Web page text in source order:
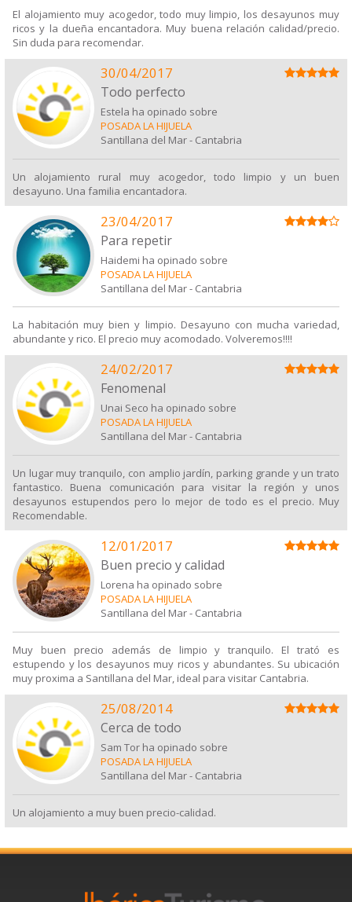
El alojamiento muy acogedor, todo muy limpio, los desayunos muy
ricos y la dueña encantadora. Muy buena relación calidad/precio.
Sin duda para recomendar.
30/04/2017
Todo perfecto
Estela ha opinado sobre
POSADA LA HIJUELA
Santillana del Mar- Cantabria
Un alojamiento rural muy acogedor, todo limpio y un buen
desayuno. Una familia encantadora.
23/04/2017
Para repetir
Haidemi ha opinado sobre
POSADA LA HIJUELA
Santillana del Mar- Cantabria
La habitación muy bien y limpio. Desayuno con mucha variedad,
abundante y rico. El precio muy acomodado. Volveremos!!!!
24/02/2017
Fenomenal
Unai Seco ha opinado sobre
POSADA LA HIJUELA
Santillana del Mar- Cantabria
Un lugar muy tranquilo, con amplio jardín, parking grande y un trato
fantastico. Buena comunicación para visitar la región y unos
desayunos estupendos pero lo mejor de todo es el precio. Muy
Recomendable.
12/01/2017
Buen precio y calidad
Lorena ha opinado sobre
POSADA LA HIJUELA
Santillana del Mar- Cantabria
Muy buen precio además de limpio y tranquilo. El trató es
estupendo y los desayunos muy ricos y abundantes. Su ubicación
muy proxima a Santillana del Mar, ideal para visitar Cantabria.
25/08/2014
Cerca de todo
Sam Tor ha opinado sobre
POSADA LA HIJUELA
Santillana del Mar- Cantabria
Un alojamiento a muy buen precio-calidad.